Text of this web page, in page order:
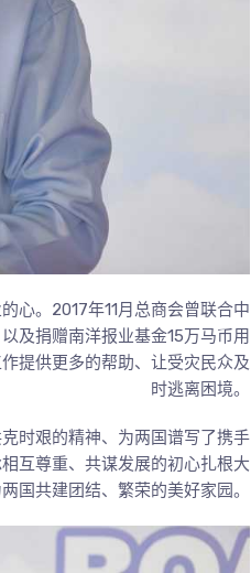
心。2017年11月总商会曾联合中
及捐赠南洋报业基金15万马币用
提供更多的帮助、让受灾民众及
时逃离困境。
时艰的精神、为两国谱写了携手
互尊重、共谋发展的初心扎根大
国共建团结、繁荣的美好家园。